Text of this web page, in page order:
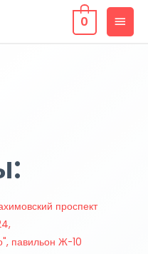
0
проспект
павильон Ж-10